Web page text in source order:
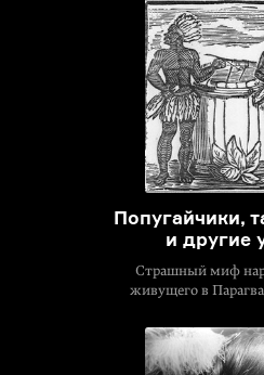
Попугайчики,
и другие
Страшный миф
живущего в